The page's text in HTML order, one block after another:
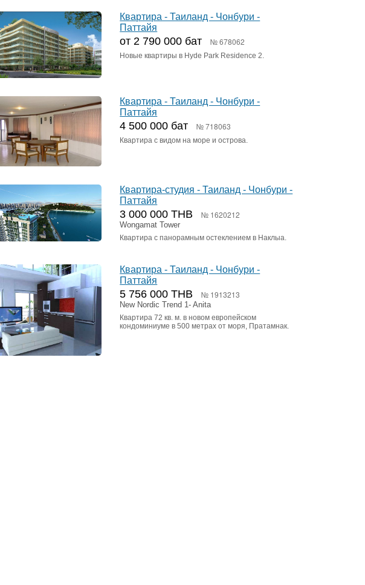
Квартира - Таиланд - Чонбури -
Паттайя
от 2 790 000 бат № 678062
Новые квартиры в Hyde Park Residence 2.
Квартира - Таиланд - Чонбури -
Паттайя
4 500 000 бат № 718063
Квартира с видом на море и острова.
Квартира-студия - Таиланд - Чонбури -
Паттайя
3 000 000 THB № 1620212
Wongamat Tower
Квартира с панорамным остеклением в Наклыа.
Квартира - Таиланд - Чонбури -
Паттайя
5 756 000 THB № 1913213
New Nordic Trend 1- Anita
Квартира 72 кв. м. в новом европейском
кондоминиуме в 500 метрах от моря, Пратамнак.